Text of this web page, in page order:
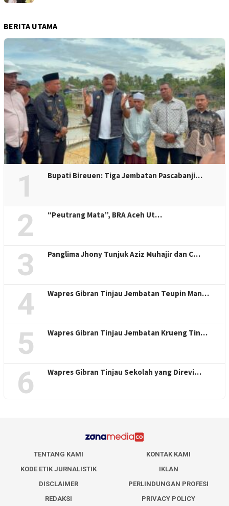
BERITA UTAMA
1 Bupati Bireuen: Tiga Jembatan Pascabanji…
2 “Peutrang Mata”, BRA Aceh Ut…
3 Panglima Jhony Tunjuk Aziz Muhajir dan C…
4 Wapres Gibran Tinjau Jembatan Teupin Man…
5 Wapres Gibran Tinjau Jembatan Krueng Tin…
6 Wapres Gibran Tinjau Sekolah yang Direvi…
TENTANG KAMI
KONTAK KAMI
KODE ETIK JURNALISTIK
IKLAN
DISCLAIMER
PERLINDUNGAN PROFESI
REDAKSI
PRIVACY POLICY